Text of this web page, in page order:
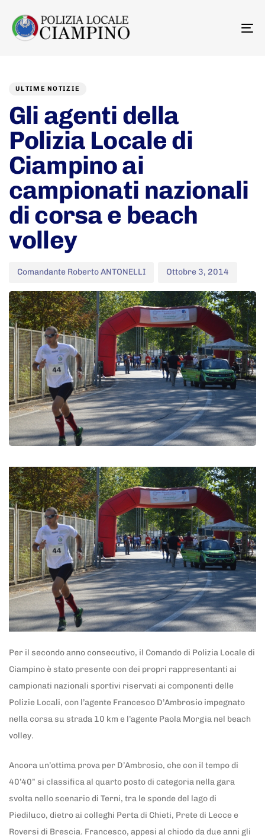
ULTIME NOTIZIE
Gli agenti della
Polizia Locale di
Ciampino ai
campionati nazionali
di corsa e beach
volley
Comandante Roberto ANTONELLI Ottobre 3, 2014
Per il secondo anno consecutivo, il Comando di Polizia Locale di
Ciampino è stato presente con dei propri rappresentanti ai
campionati nazionali sportivi riservati ai componenti delle
Polizie Locali, con l’agente Francesco D’Ambrosio impegnato
nella corsa su strada 10 km e l’agente Paola Morgia nel beach
volley.
Ancora un’ottima prova per D’Ambrosio, che con il tempo di
40’40” si classifica al quarto posto di categoria nella gara
svolta nello scenario di Terni, tra le sponde del lago di
Piediluco, dietro ai colleghi Perta di Chieti, Prete di Lecce e
Roversi di Brescia. Francesco, appesi al chiodo da due anni gli